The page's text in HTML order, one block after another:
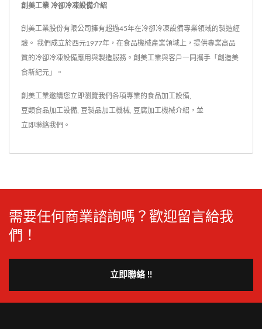
創美工業 冷卻冷凍設備介紹
創美工業股份有限公司擁有超過45年在冷卻冷凍設備專業領域的製造經
驗。 我們成立於西元1977年，在食品機械產業領域上，提供專業高品
質的冷卻冷凍設備應用與製造服務。創美工業與客戶一同攜手「創造美
食新紀元」。
創美工業邀請您立即瀏覽我們各項專業的食品加工設備
豆類食品加工設備 豆製品加工機械 豆腐加工機械介紹，並
立即聯絡我們 。
需要任何商業諮詢嗎？歡迎留言給我
們！
立即聯絡 !!